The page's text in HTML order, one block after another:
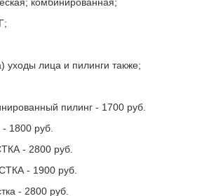
уходы лица и пилинги также;
пилинг - 1700 руб.
1800 руб.
- 2800 руб.
- 1900 руб.
- 2800 руб.